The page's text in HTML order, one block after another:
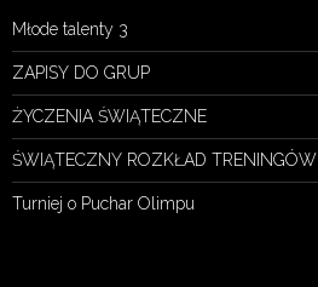
Młode talenty 3
ZAPISY DO GRUP
ŻYCZENIA ŚWIĄTECZNE
ŚWIĄTECZNY ROZKŁAD TRENINGÓW
Turniej o Puchar Olimpu